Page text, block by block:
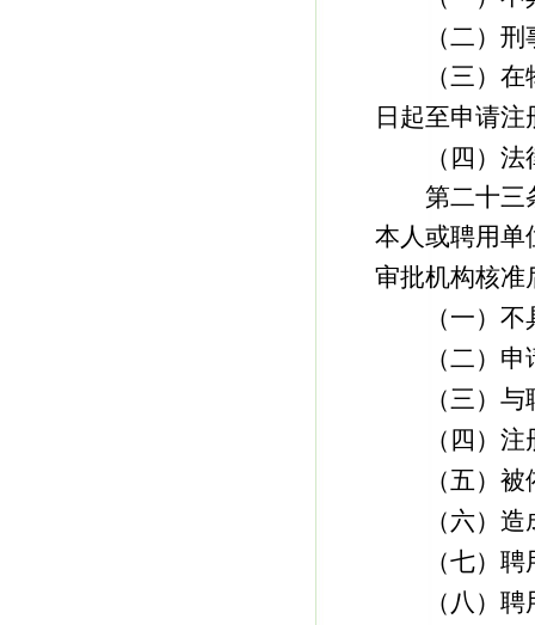
（二）刑事
（三）在物
日起至申请
（四）法律
第二十三条
本人或聘用单
审批机构核准
（一）不具
（二）申
（三）与聘
（四）注册
（五）被
（六）造成
（七）聘用
（八）聘用